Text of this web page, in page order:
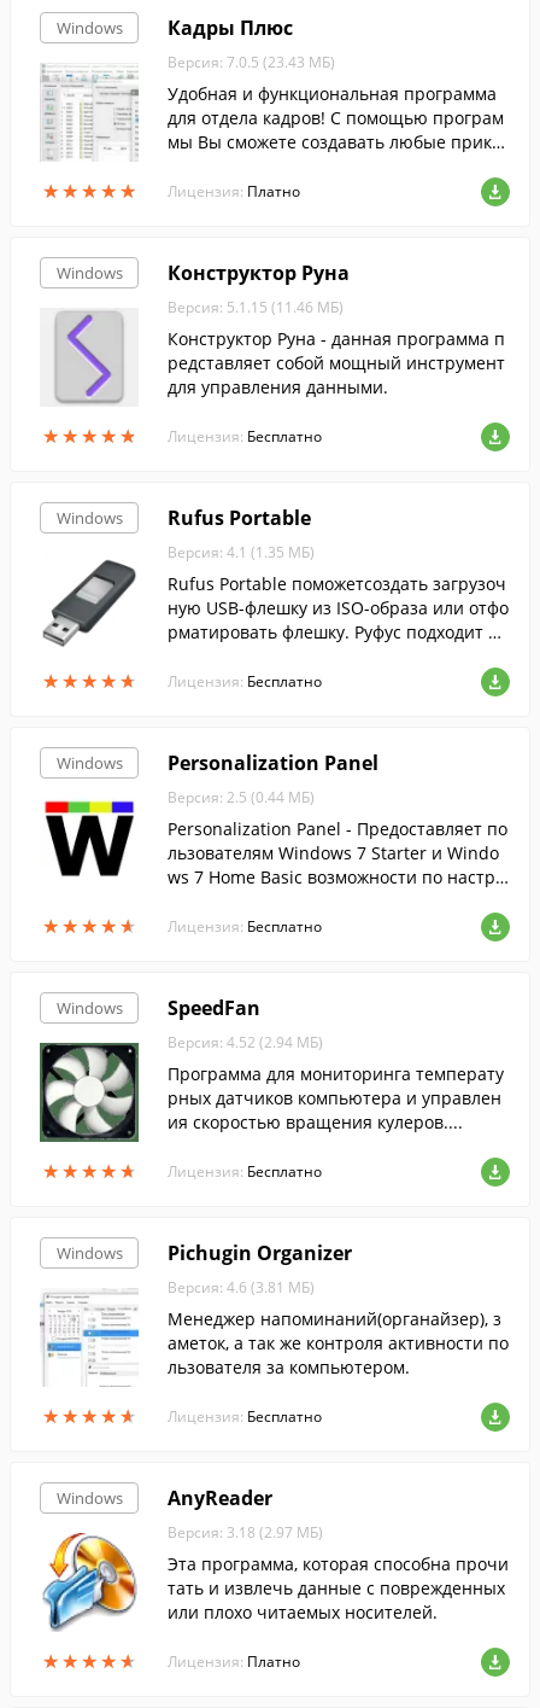
Windows
★★★★★
★★★★★
Кадры Плюс
Версия: 7.0.5 (23.43 МБ)
Удобная и функциональная программа
для отдела кадров! С помощью програм
мы Вы сможете создавать любые приказ
жение персонала, а также вести учет ра
Лицензия: Платно
Windows
★★★★★
★★★★★
Конструктор Руна
Версия: 5.1.15 (11.46 МБ)
Конструктор Руна - данная программа п
редставляет собой мощный инструмент
для управления данными.
Лицензия: Бесплатно
Windows
★★★★★
★★★★★
Rufus Portable
Версия: 4.1 (1.35 МБ)
Rufus Portable поможетсоздать загрузоч
ную USB-флешку из ISO-образа или отфо
рматировать флешку. Руфус подходит дл
ает русский язык.
Лицензия: Бесплатно
Windows
★★★★★
★★★★★
Personalization Panel
Версия: 2.5 (0.44 МБ)
Personalization Panel - Предоставляет по
льзователям Windows 7 Starter и Windo
ws 7 Home Basic возможности по настро
мся в более старших редакциях.
Лицензия: Бесплатно
Windows
★★★★★
★★★★★
SpeedFan
Версия: 4.52 (2.94 МБ)
Программа для мониторинга температу
рных датчиков компьютера и управлен
ия скоростью вращения кулеров....
Лицензия: Бесплатно
Windows
★★★★★
★★★★★
Pichugin Organizer
Версия: 4.6 (3.81 МБ)
Менеджер напоминаний(органайзер), з
аметок, а так же контроля активности по
льзователя за компьютером.
Лицензия: Бесплатно
Windows
★★★★★
★★★★★
AnyReader
Версия: 3.18 (2.97 МБ)
Эта программа, которая способна прочи
тать и извлечь данные с поврежденных
или плохо читаемых носителей.
Лицензия: Платно